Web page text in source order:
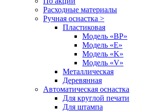
Расходные материалы
Ручная оснастка >
Пластиковая
Модель «BP»
Модель «E»
Модель «K»
Модель «V»
Металлическая
Деревянная
Автоматическая оснастка
Для круглой печати
Для штампа